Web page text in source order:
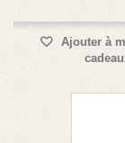
Ajouter à